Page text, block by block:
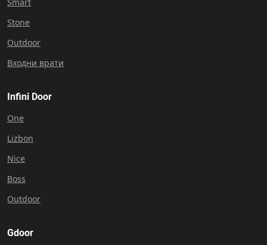
Stone
Outdoor
Входни врати
Infini Door
One
Lizbon
Nice
Boss
Outdoor
Gdoor